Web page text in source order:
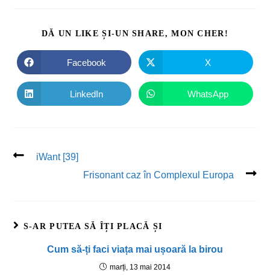
DĂ UN LIKE ȘI-UN SHARE, MON CHER!
Facebook X
LinkedIn WhatsApp
iWant [39]
Frisonant caz în Complexul Europa
S-AR PUTEA SĂ ÎȚI PLACĂ ȘI
Cum să-ți faci viața mai ușoară la birou
marți, 13 mai 2014